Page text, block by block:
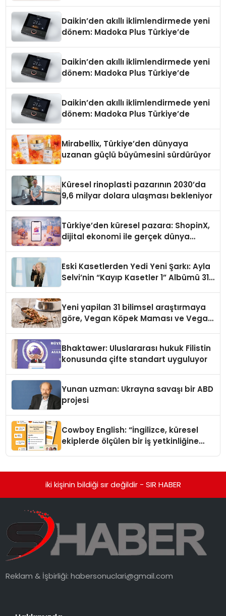
Daikin’den akıllı iklimlendirmede yeni
dönem: Madoka Plus Türkiye’de
Daikin’den akıllı iklimlendirmede yeni
dönem: Madoka Plus Türkiye’de
Daikin’den akıllı iklimlendirmede yeni
dönem: Madoka Plus Türkiye’de
Mirabellix, Türkiye’den dünyaya
uzanan güçlü büyümesini sürdürüyor
Küresel rinoplasti pazarının 2030’da
9,6 milyar dolara ulaşması bekleniyor
Türkiye’den küresel pazara: ShopinX,
dijital ekonomi ile gerçek dünya
Eski Kasetlerden Yedi Yeni Şarkı: Ayla
Selvi’nin “Kayıp Kasetler 1” Albümü 31
Yeni yapilan 31 bilimsel araştırmaya
göre, Vegan Köpek Maması ve Vegan
Bhaktawer: Uluslararası hukuk Filistin
konusunda çifte standart uyguluyor
Yunan uzman: Ukrayna savaşı bir ABD
projesi
Cowboy English: “İngilizce, küresel
ekiplerde ölçülen bir iş yetkinliğine
iki kişinin bildiği sır değildir - SIR HABER
Reklam & İşbirliği:habersonuclari@gmail.com